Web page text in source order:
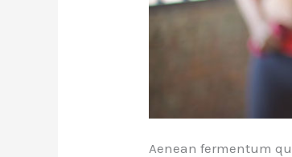
Aenean fermentum